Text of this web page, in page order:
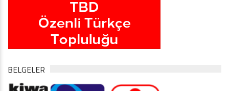
BELGELER